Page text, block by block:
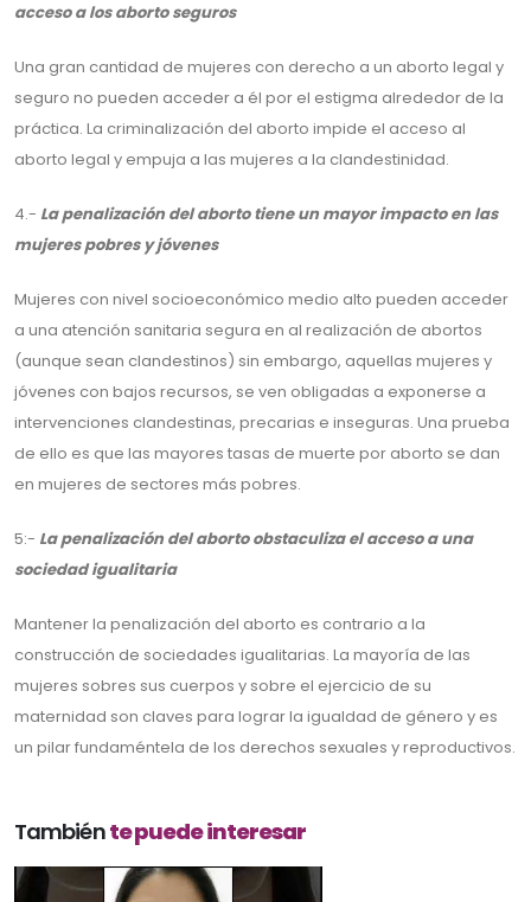
acceso a los aborto seguros
Una gran cantidad de mujeres con derecho a un aborto legal y
seguro no pueden acceder a él por el estigma alrededor de la
práctica. La criminalización del aborto impide el acceso al
aborto legal y empuja a las mujeres a la clandestinidad.
4.- La penalización del aborto tiene un mayor impacto en las
mujeres pobres y jóvenes
Mujeres con nivel socioeconómico medio alto pueden acceder
a una atención sanitaria segura en al realización de abortos
(aunque sean clandestinos) sin embargo, aquellas mujeres y
jóvenes con bajos recursos, se ven obligadas a exponerse a
intervenciones clandestinas, precarias e inseguras. Una prueba
de ello es que las mayores tasas de muerte por aborto se dan
en mujeres de sectores más pobres.
5:- La penalización del aborto obstaculiza el acceso a una
sociedad igualitaria
Mantener la penalización del aborto es contrario a la
construcción de sociedades igualitarias. La mayoría de las
mujeres sobres sus cuerpos y sobre el ejercicio de su
maternidad son claves para lograr la igualdad de género y es
un pilar fundaméntela de los derechos sexuales y reproductivos.
Tambiénte puede interesar